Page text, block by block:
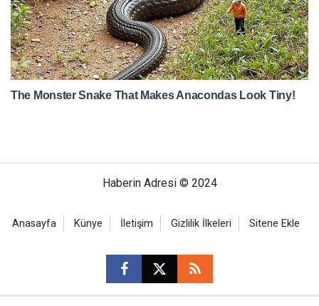
Haberin Adresi © 2024
Anasayfa Künye İletişim Gizlilik İlkeleri Sitene Ekle